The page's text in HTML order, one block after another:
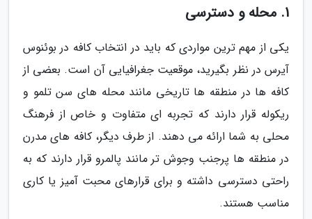
1. محله و دسترسی
یکی از مهم ترین مواردی که باید در انتخاب کافه در بوئنوس
آیرس در نظر بگیرید، موقعیت جغرافیایی آن است. بعضی از
کافه ها در منطقه ها تاریخی مانند محله های سن تلمو و
ریکوله قرار دارند که تجربه ای متفاوت و خاص از فرهنگ
محلی به شما ارائه می دهند. از طرف دیگر، کافه های مدرن
در منطقه ها پرجنب وجوش تر مانند پالمرو قرار دارند که به
راحتی دسترسی داشته و برای قرارهای محبت آمیز یا کاری
مناسب هستند.